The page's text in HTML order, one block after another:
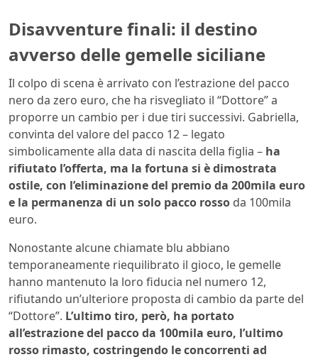
Disavventure finali: il destino
avverso delle gemelle siciliane
Il colpo di scena è arrivato con l’estrazione del pacco
nero da zero euro, che ha risvegliato il “Dottore” a
proporre un cambio per i due tiri successivi. Gabriella,
convinta del valore del pacco 12 – legato
simbolicamente alla data di nascita della figlia – ha
rifiutato l’offerta, ma la fortuna si è dimostrata
ostile, con l’eliminazione del premio da 200mila euro
e la permanenza di un solo pacco rosso da 100mila
euro.
Nonostante alcune chiamate blu abbiano
temporaneamente riequilibrato il gioco, le gemelle
hanno mantenuto la loro fiducia nel numero 12,
rifiutando un’ulteriore proposta di cambio da parte del
“Dottore”. L’ultimo tiro, però, ha portato
all’estrazione del pacco da 100mila euro, l’ultimo
rosso rimasto, costringendo le concorrenti ad